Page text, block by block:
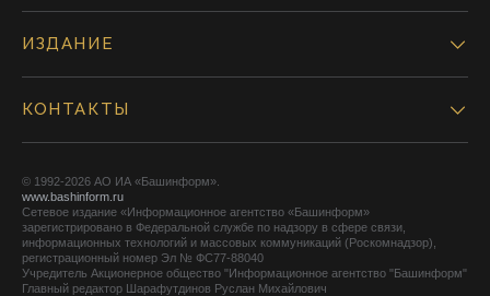
ИЗДАНИЕ
КОНТАКТЫ
© 1992-2026 АО ИА «Башинформ».
www.bashinform.ru
Сетевое издание «Информационное агентство «Башинформ»
зарегистрировано в Федеральной службе по надзору в сфере связи,
информационных технологий и массовых коммуникаций (Роскомнадзор),
регистрационный номер Эл № ФС77-88040
Учредитель Акционерное общество "Информационное агентство "Башинформ"
Главный редактор Шарафутдинов Руслан Михайлович